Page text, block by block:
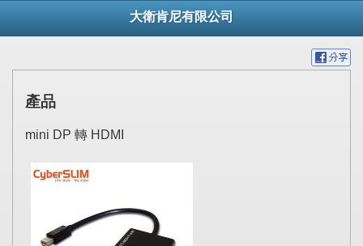
大衛肯尼有限公司
產品
mini DP 轉 HDMI